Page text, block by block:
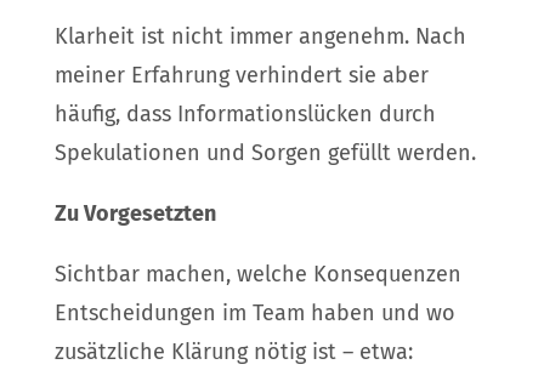
Klarheit ist nicht immer angenehm. Nach
meiner Erfahrung verhindert sie aber
häufig, dass Informationslücken durch
Spekulationen und Sorgen gefüllt werden.
Zu Vorgesetzten
Sichtbar machen, welche Konsequenzen
Entscheidungen im Team haben und wo
zusätzliche Klärung nötig ist – etwa: